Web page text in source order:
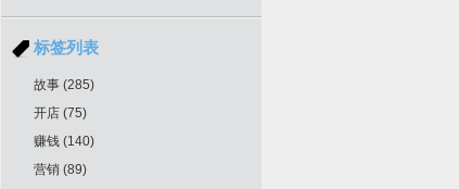
标签列表
故事 (285)
开店 (75)
赚钱 (140)
营销 (89)